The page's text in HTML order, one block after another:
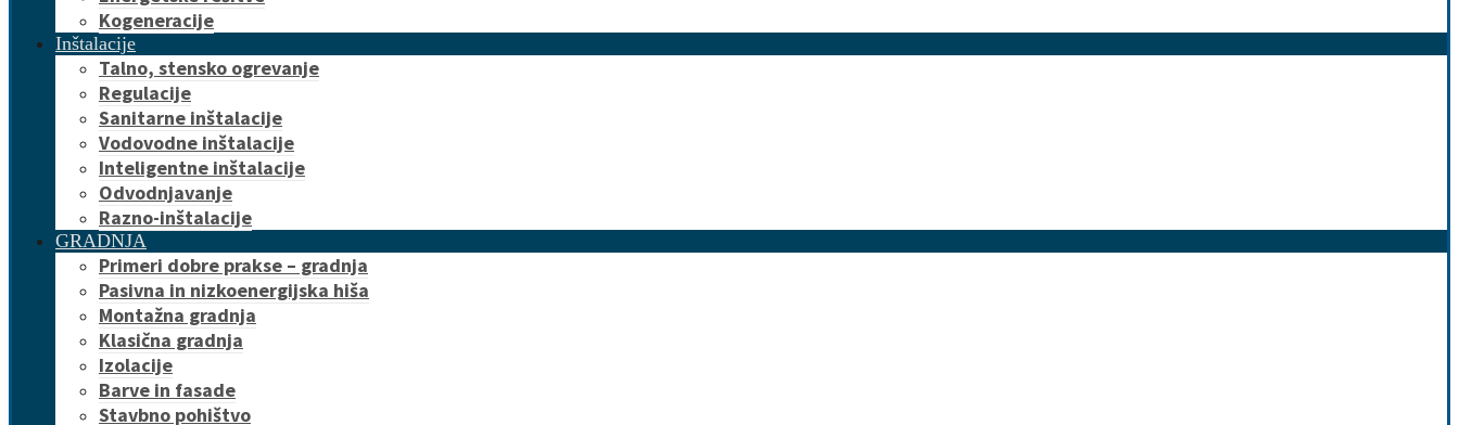
Kogeneracije
Inštalacije
Talno, stensko ogrevanje
Regulacije
Sanitarne inštalacije
Vodovodne inštalacije
Inteligentne inštalacije
Odvodnjavanje
Razno-inštalacije
GRADNJA
Primeri dobre prakse – gradnja
Pasivna in nizkoenergijska hiša
Montažna gradnja
Klasična gradnja
Izolacije
Barve in fasade
Stavbno pohištvo